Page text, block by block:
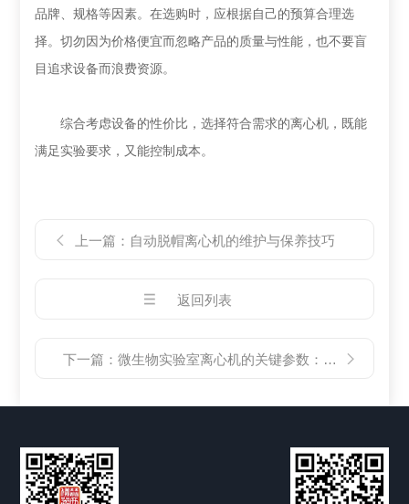
品牌、规格等因素。在选购时，应根据自己的预算合理选
择。切勿因为价格便宜而忽略产品的质量与性能，也不要盲
目追求设备而浪费资源。
综合考虑设备的性价比，选择符合需求的离心机，既能
满足实验要求，又能控制成本。
上一篇： 自动脱帽离心机的维护与保养技巧
返回列表
下一篇：微生物实验室离心机的关键参数：转速、容量与安全性